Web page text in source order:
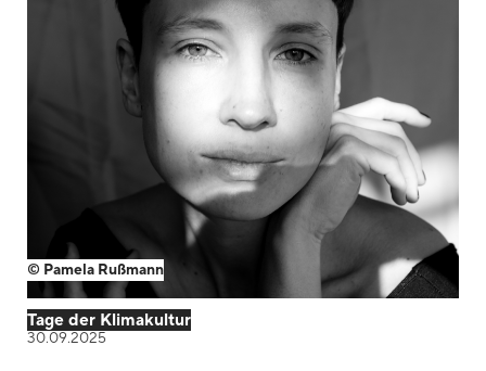
© Pamela Rußmann
Tage der Klimakultur
30.09.2025
Presse
Newsletter
Glossar
Downloads
Suche